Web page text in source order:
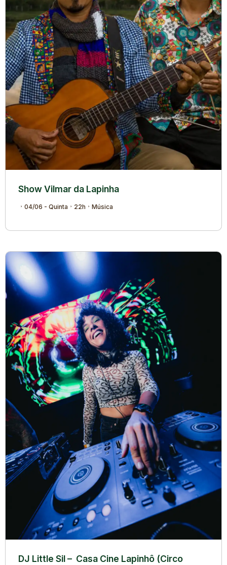
Show Vilmar da Lapinha
04/06 - Quinta 22h Música
DJ Little Sil – Casa Cine Lapinhô (Circo